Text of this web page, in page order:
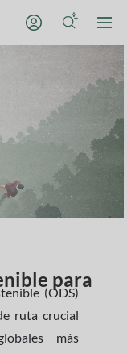
para
(ODS)
ruta crucial
más